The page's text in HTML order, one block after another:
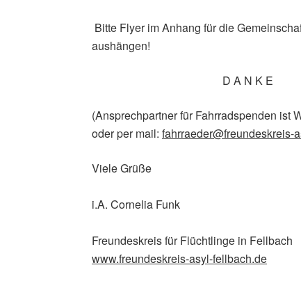
Bitte Flyer im Anhang für die
aushängen!
D A N K E
(Ansprechpartner für Fahrradspenden ist
oder per mail: fahrraeder@freundeskreis-
Viele Grüße
i.A. Cornelia Funk
Freundeskreis für Flüchtlinge in Fellbach
www.freundeskreis-asyl-fellbach.de